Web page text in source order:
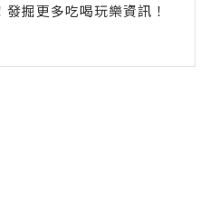
掘更多吃喝玩樂資訊！